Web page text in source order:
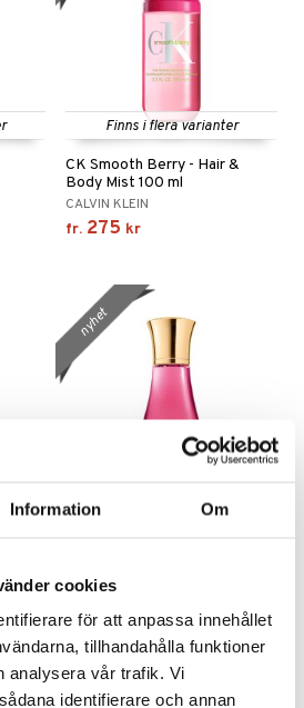
Information Om
cookies
för att anpassa innehållet
tillhandahålla funktioner
analysera vår trafik. Vi
identifierare och annan
Finns i flera varianter
CK Smooth Berry - Hair &
Body Mist 100 ml
CALVIN KLEIN
fr. 275 kr
Finns i flera varianter
DAVIDOFF
nyhet
nyhet